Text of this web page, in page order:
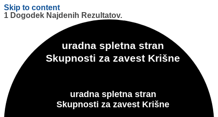
Skip to content
uradna spletna stran
Skupnosti za zavest Krišne
uradna spletna stran
Skupnosti za zavest Krišne
1 Dogodek Najdenih Rezultatov.